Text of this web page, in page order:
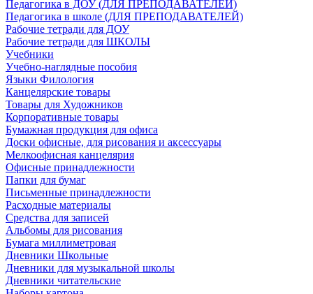
Педагогика в ДОУ (ДЛЯ ПРЕПОДАВАТЕЛЕЙ)
Педагогика в школе (ДЛЯ ПРЕПОДАВАТЕЛЕЙ)
Рабочие тетради для ДОУ
Рабочие тетради для ШКОЛЫ
Учебники
Учебно-наглядные пособия
Языки Филология
Канцелярские товары
Товары для Художников
Корпоративные товары
Бумажная продукция для офиса
Доски офисные, для рисования и аксессуары
Мелкоофисная канцелярия
Офисные принадлежности
Папки для бумаг
Письменные принадлежности
Расходные материалы
Средства для записей
Альбомы для рисования
Бумага миллиметровая
Дневники Школьные
Дневники для музыкальной школы
Дневники читательские